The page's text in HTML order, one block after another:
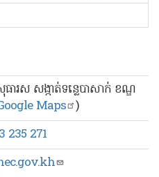
ារស សង្កាត់ទន្លេបាសាក់ ខណ្ឌ
Maps )
235 271